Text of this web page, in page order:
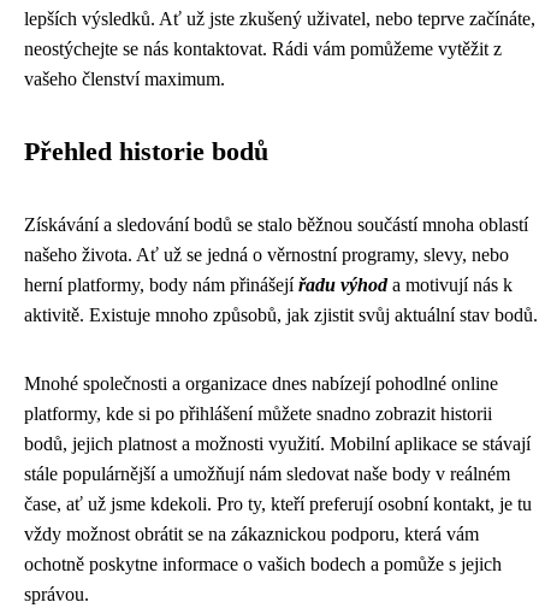
lepších výsledků. Ať už jste zkušený uživatel, nebo teprve začínáte,
neostýchejte se nás kontaktovat. Rádi vám pomůžeme vytěžit z
vašeho členství maximum.
Přehled historie bodů
Získávání a sledování bodů se stalo běžnou součástí mnoha oblastí
našeho života. Ať už se jedná o věrnostní programy, slevy, nebo
herní platformy, body nám přinášejířadu výhoda motivují nás k
aktivitě. Existuje mnoho způsobů, jak zjistit svůj aktuální stav bodů.
Mnohé společnosti a organizace dnes nabízejí pohodlné online
platformy, kde si po přihlášení můžete snadno zobrazit historii
bodů, jejich platnost a možnosti využití. Mobilní aplikace se stávají
stále populárnější a umožňují nám sledovat naše body v reálném
čase, ať už jsme kdekoli. Pro ty, kteří preferují osobní kontakt, je tu
vždy možnost obrátit se na zákaznickou podporu, která vám
ochotně poskytne informace o vašich bodech a pomůže s jejich
správou.